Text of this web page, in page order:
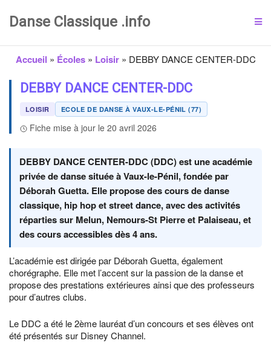
Danse Classique .info
Accueil » Écoles» Loisir» DEBBY DANCE CENTER-DDC
DEBBY DANCE CENTER-DDC
LOISIR ECOLE DE DANSE À VAUX-LE-PÉNIL (77)
Fiche mise à jour le 20 avril 2026
DEBBY DANCE CENTER-DDC (DDC) est une académie
privée de danse située à Vaux-le-Pénil, fondée par
Déborah Guetta. Elle propose des cours de danse
classique, hip hop et street dance, avec des activités
réparties sur Melun, Nemours-St Pierre et Palaiseau, et
des cours accessibles dès 4 ans.
L’académie est dirigée par Déborah Guetta, également
chorégraphe. Elle met l’accent sur la passion de la danse et
propose des prestations extérieures ainsi que des professeurs
pour d’autres clubs.
Le DDC a été le 2ème lauréat d’un concours et ses élèves ont
été présentés sur Disney Channel.